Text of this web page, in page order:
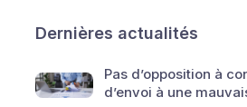
Dernières actualités
Pas d’opposition à
d’envoi à une